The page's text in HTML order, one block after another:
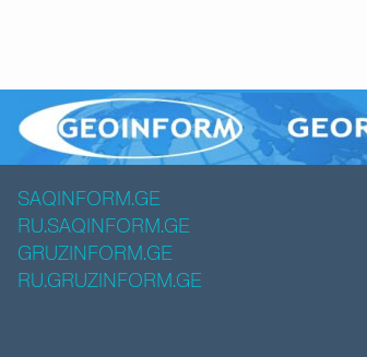
SAQINFORM.GE
RU.SAQINFORM.GE
GRUZINFORM.GE
RU.GRUZINFORM.GE